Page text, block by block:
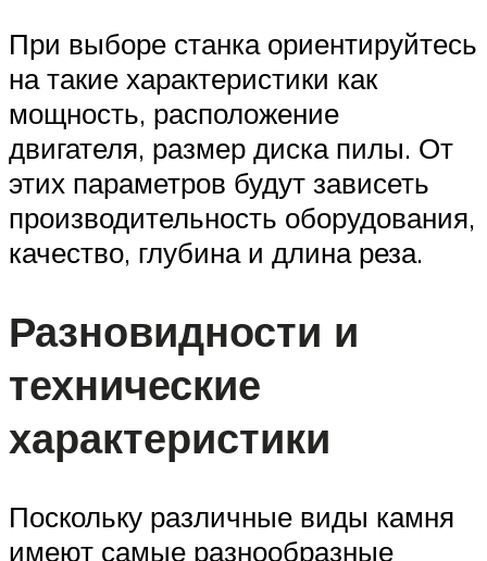
При выборе станка ориентируйтесь
на такие характеристики как
мощность, расположение
двигателя, размер диска пилы. От
этих параметров будут зависеть
производительность оборудования,
качество, глубина и длина реза.
Разновидности и
технические
характеристики
Поскольку различные виды камня
имеют самые разнообразные